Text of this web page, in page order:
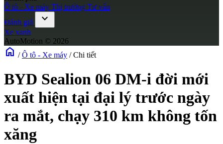
Ô tô - Xe máy Thị trường Tư vấn
Đánh giá
expand_more
Xe xanh
AutoMotion © 2026
home / Ô tô - Xe máy / Chi tiết
BYD Sealion 06 DM-i đời mới
xuất hiện tại đại lý trước ngày
ra mắt, chạy 310 km không tốn
xăng